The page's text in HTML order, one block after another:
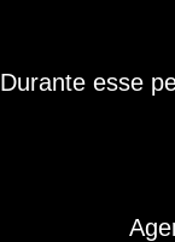
Durante esse